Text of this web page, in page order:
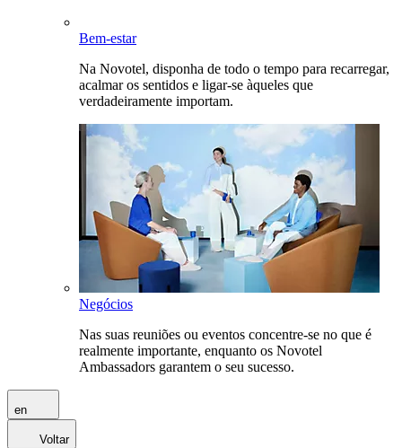
Bem-estar
Na Novotel, disponha de todo o tempo para recarregar,
acalmar os sentidos e ligar-se àqueles que
verdadeiramente importam.
Negócios
Nas suas reuniões ou eventos concentre-se no que é
realmente importante, enquanto os Novotel
Ambassadors garantem o seu sucesso.
en
Voltar